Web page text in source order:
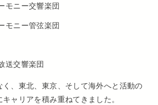
モニー交響楽団
モニー管弦楽団
送交響楽団
、東北、東京、そして海外へと活動の
ャリアを積み重ねてきました。